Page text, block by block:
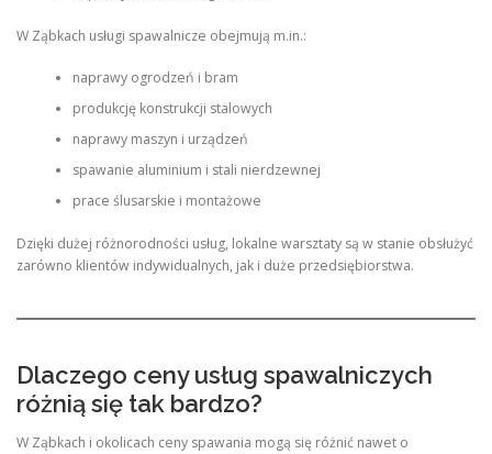
W Ząbkach usługi spawalnicze obejmują m.in.:
naprawy ogrodzeń i bram
produkcję konstrukcji stalowych
naprawy maszyn i urządzeń
spawanie aluminium i stali nierdzewnej
prace ślusarskie i montażowe
Dzięki dużej różnorodności usług, lokalne warsztaty są w stanie obsłużyć
zarówno klientów indywidualnych, jak i duże przedsiębiorstwa.
Dlaczego ceny usług spawalniczych
różnią się tak bardzo?
W Ząbkach i okolicach ceny spawania mogą się różnić nawet o